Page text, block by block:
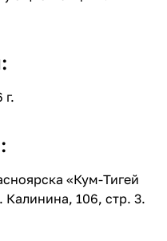
г.
«Кум-Тигей
Калинина, 106, стр. 3.